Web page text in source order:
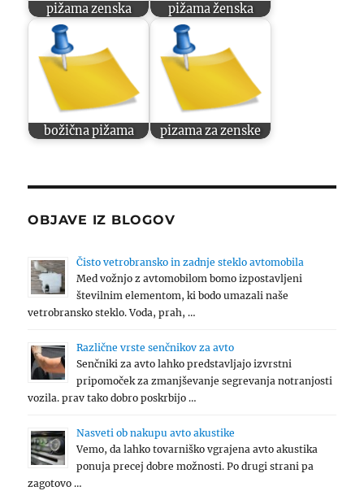
pižama zenska pižama ženska
božična pižama pizama za zenske
OBJAVE IZ BLOGOV
Čisto vetrobransko in zadnje steklo avtomobila
Med vožnjo z avtomobilom bomo izpostavljeni
številnim elementom, ki bodo umazali naše
vetrobransko steklo. Voda, prah, …
Različne vrste senčnikov za avto
Senčniki za avto lahko predstavljajo izvrstni
pripomoček za zmanjševanje segrevanja notranjosti
vozila. prav tako dobro poskrbijo …
Nasveti ob nakupu avto akustike
Vemo, da lahko tovarniško vgrajena avto akustika
ponuja precej dobre možnosti. Po drugi strani pa
zagotovo …